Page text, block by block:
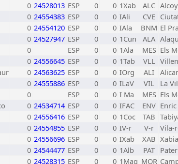
0 24528013 ESP 0 0 1Xab ALC Alcoy
0 24554383 ESP 0 0 IAli CVE
0 24554120 ESP 0 0 IAla BNM El
0 24527947 ESP 0 0 1Cun ALA
0 ESP 0 0 1Ala MES Els
0 24556645 ESP 0 0 1Tab VLL
0 24563625 ESP 0 0 IOrg ALI
0 24555886 ESP 0 0 ILaV VIL
La
0 ESP 0 0 I Ma MES Els
0 24534714 ESP 0 0 IFAC ENV
0 24556416 ESP 0 0 1Coc TAB
0 24554855 ESP 0 0 IV-r V-r
Vila-
0 24556696 ESP 0 0 IXab XAB Xabia
0 24544477 ESP 0 0 1Alb PAT
0 24528315 ESP 0 0 1Mag MOR